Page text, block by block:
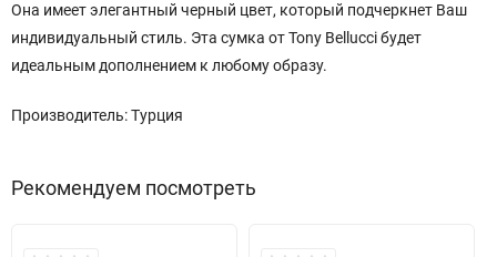
Она имеет элегантный черный цвет, который подчеркнет Ваш
индивидуальный стиль. Эта сумка от Tony Bellucci будет
идеальным дополнением к любому образу.
Производитель: Турция
Рекомендуем посмотреть
Хит! Хит!